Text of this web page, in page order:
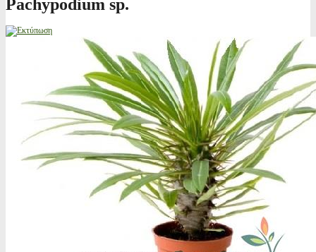
Pachypodium sp.